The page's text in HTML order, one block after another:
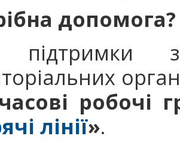
робочі
лінії».